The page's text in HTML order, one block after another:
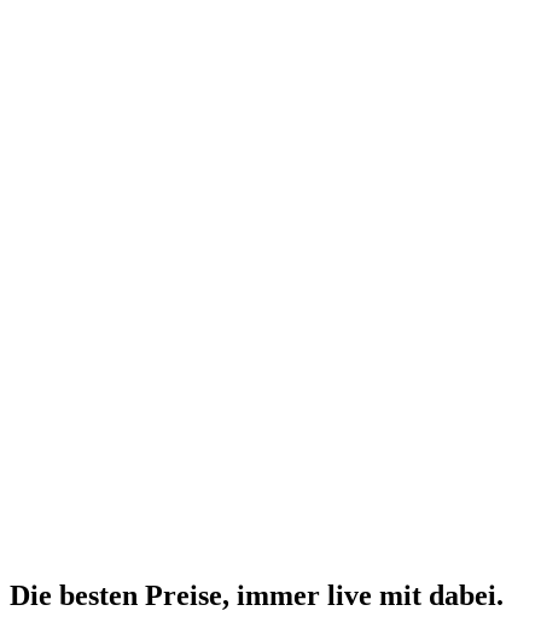
Die besten Preise, immer live mit dabei.